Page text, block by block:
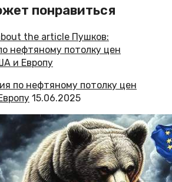
понравиться
по нефтяному потолку цен
15.06.2025